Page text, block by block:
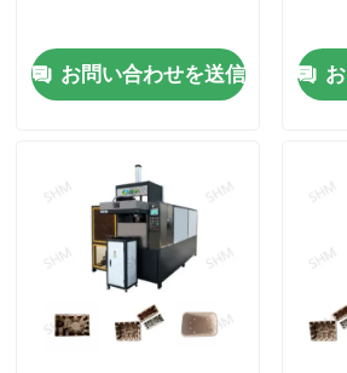
お問い合わせ
形成されたパルプ機械
形成テーブルウェア機械をパル
お問い合わせを送信